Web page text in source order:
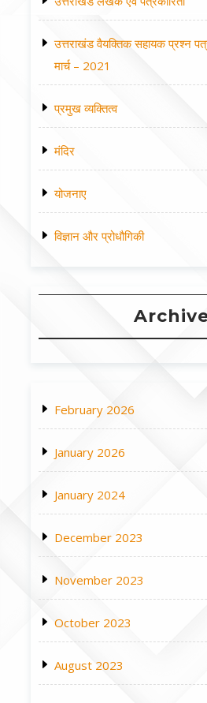
उत्तराखंड वैयक्तिक सहायक प्रश्न
मार्च – 2021
प्रमुख व्यक्तित्व
मंदिर
योजनाए
विज्ञान और प्रोधौगिकी
February 2026
January 2026
January 2024
December 2023
November 2023
October 2023
August 2023